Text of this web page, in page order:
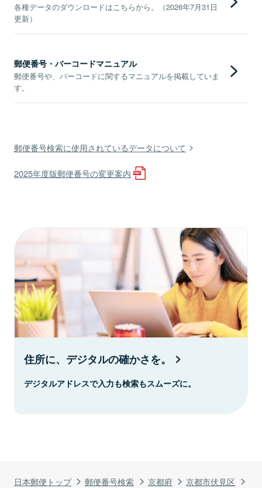
日本郵便トップ 郵便番号検索 京都府
京都市伏見区
各種データのダウンロードはこちらから。（2026年7月31日
更新）
郵便番号・バーコードマニュアル
郵便番号や、バーコードに関するマニュアルを掲載していま
す。
郵便番号検索に使用されているデータについて
2025年度版郵便番号の変更案内
住所に、デジタルの確かさを。
デジタルアドレスで入力も検索もスムーズに。